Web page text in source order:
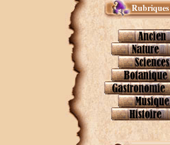
Rubriques